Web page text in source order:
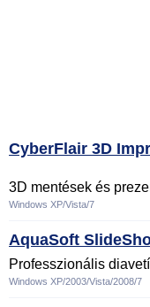
CyberFlair 3D
3D mentések és
Windows XP/Vista/7
AquaSoft
Professzionális
Windows XP/2003/Vista/2008/7